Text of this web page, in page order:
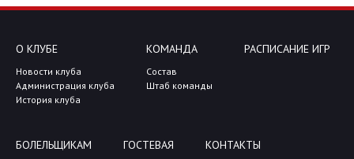
О КЛУБЕ
Новости клуба
Администрация клуба
История клуба
КОМАНДА
Состав
Штаб команды
РАСПИСАНИЕ ИГР
БОЛЕЛЬЩИКАМ ГОСТЕВАЯ КОНТАКТЫ